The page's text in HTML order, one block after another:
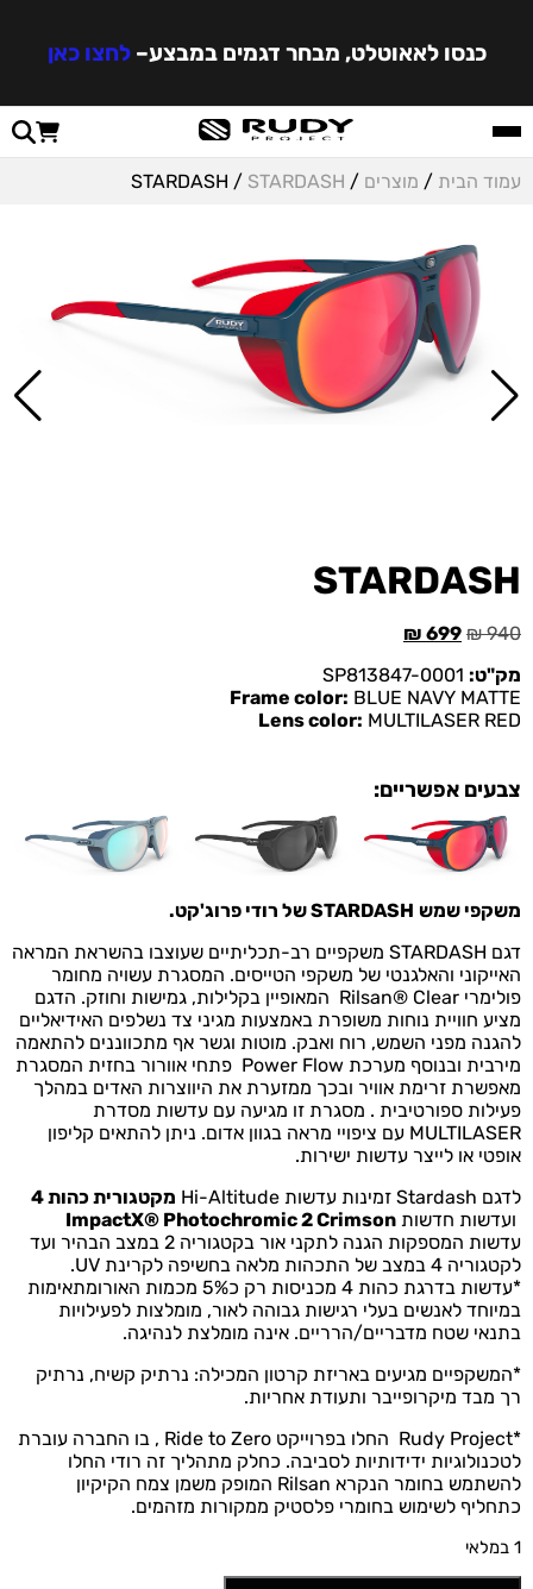
כנסו לאאוטלט, מבחר דגמים במבצע–לחצו כאן
עמוד הבית / מוצרים /
STARDASH
/ STARDASH
STARDASH
₪940
₪ 699
מק"ט:
Frame color: BLUE NAVY MATTE
Lens color: MULTILASER RED
צבעים אפשריים:
משקפי שמש STARDASH של רודי פרוג'קט
.
דגם STARDASH
משקפיים רב-תכליתיים שעוצבו בהשראת המראה
האייקוני והאלגנטי של משקפי הטייסים. המסגרת עשויה מחומר
פולימרי
Rilsan® Clear המאופיין בקלילות, גמישות וחוזק. הדגם
מציע חוויית נוחות משופרת באמצעות מגיני צד נשלפים האידיאליים
להגנה מפני השמש, רוח ואבק. מוטות וגשר אף מתכווננים להתאמה
מירבית ובנוסף מערכת
Power Flow פתחי אוורור בחזית המסגרת
מאפשרת זרימת אוויר ובכך ממזערת את היווצרות האדים במהלך
פעילות ספורטיבית . מסגרת זו מגיעה עם עדשות מסדרת
MULTILASER עם ציפויי מראה בגוון אדום. ניתן להתאים קליפון
אופטי או לייצר עדשות ישירות.
לדגם Stardash זמינות עדשות Hi-Altitude
מקטגורית כהות 4
ועדשות חדשות ImpactX® Photochromic 2 Crimson
עדשות המספקות הגנה לתקני אור בקטגוריה 2 במצב הבהיר ועד
לקטגוריה 4 במצב של התכהות מלאה בחשיפה לקרינת UV.
*עדשות בדרגת כהות 4 מכניסות רק כ5% מכמות האורומתאימות
במיוחד לאנשים בעלי רגישות גבוהה לאור, מומלצות לפעילויות
בתנאי שטח מדבריים/הרריים. אינה מומלצת לנהיגה.
*המשקפיים מגיעים באריזת קרטון המכילה: נרתיק קשיח, נרתיק
רך מבד מיקרופייבר ותעודת אחריות.
*Rudy Project החלו בפרוייקט Ride to Zero , בו החברה עוברת
לטכנולוגיות ידידותיות לסביבה. כחלק מתהליך זה רודי החלו
להשתמש בחומר הנקרא Rilsan המופק משמן צמח הקיקיון
כתחליף לשימוש בחומרי פלסטיק ממקורות מזהמים.
1 במלאי